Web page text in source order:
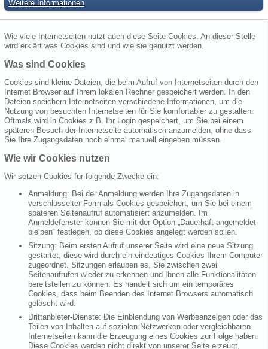
Weitere Informationen
Wie viele Internetseiten nutzt auch diese Seite Cookies. An dieser Stelle
wird erklärt was Cookies sind und wie sie genutzt werden.
Was sind Cookies
Cookies sind kleine Dateien, die beim Aufruf von Internetseiten durch den
Internet Browser auf Ihrem lokalen Rechner gespeichert werden. In den
Dateien speichern Internetseiten verschiedene Informationen, um die
Nutzung von besuchten Internetseiten für Sie komfortabler zu gestalten.
Oftmals wird in Cookies z.B. Ihr Login gespeichert, um Sie bei einem
späteren Besuch der Internetseite automatisch anzumelden, ohne dass
Sie Ihre Zugangsdaten noch einmal manuell eingeben müssen.
Wie wir Cookies nutzen
Wir setzen Cookies für folgende Zwecke ein:
Anmeldung: Bei der Anmeldung werden Ihre Zugangsdaten in
verschlüsselter Form als Cookies gespeichert, um Sie bei einem
späteren Seitenaufruf automatisiert anzumelden. Im
Anmeldefenster können Sie mit der Option „Dauerhaft angemeldet
bleiben“ festlegen, ob diese Cookies angelegt werden sollen.
Sitzung: Beim ersten Aufruf unserer Seite wird eine neue Sitzung
gestartet, diese wird durch ein eindeutiges Cookies Ihrem Computer
zugeordnet. Sitzungen erlauben es, Sie zwischen zwei
Seitenaufrufen wieder zu erkennen und Ihnen alle Funktionalitäten
bereitstellen zu können. Es handelt sich um ein temporäres
Cookies, dass beim Beenden des Internet Browsers automatisch
gelöscht wird.
Drittanbieter-Dienste: Die Einblendung von Werbeanzeigen oder das
Teilen von Inhalten auf sozialen Netzwerken oder vergleichbaren
Internetseiten kann die Erzeugung eines Cookies zur Folge haben.
Diese Cookies werden nicht direkt von unserer Seite erzeugt,